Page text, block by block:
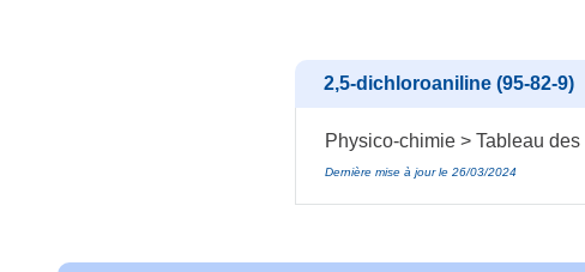
2,5-dichloroaniline (95-82-9)
Physico-chimie > Tableau
Dernière mise à jour le 26/03/2024